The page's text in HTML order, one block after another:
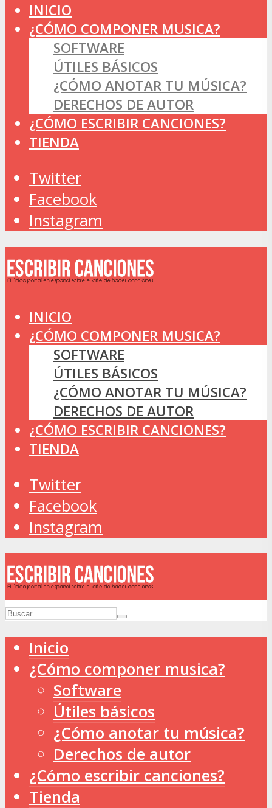
INICIO
¿CÓMO COMPONER MUSICA?
SOFTWARE
ÚTILES BÁSICOS
¿CÓMO ANOTAR TU MÚSICA?
DERECHOS DE AUTOR
¿CÓMO ESCRIBIR CANCIONES?
TIENDA
Twitter
Facebook
Instagram
INICIO
¿CÓMO COMPONER MUSICA?
SOFTWARE
ÚTILES BÁSICOS
¿CÓMO ANOTAR TU MÚSICA?
DERECHOS DE AUTOR
¿CÓMO ESCRIBIR CANCIONES?
TIENDA
Twitter
Facebook
Instagram
Inicio
¿Cómo componer musica?
Software
Útiles básicos
¿Cómo anotar tu música?
Derechos de autor
¿Cómo escribir canciones?
Tienda